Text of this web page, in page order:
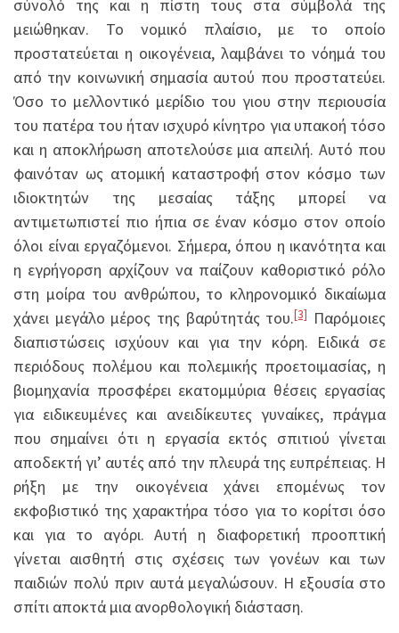
σύνολό της και η πίστη τους στα σύμβολά της
μειώθηκαν. Το νομικό πλαίσιο, με το οποίο
προστατεύεται η οικογένεια, λαμβάνει το νόημά του
από την κοινωνική σημασία αυτού που προστατεύει.
Όσο το μελλοντικό μερίδιο του γιου στην περιουσία
του πατέρα του ήταν ισχυρό κίνητρο για υπακοή τόσο
και η αποκλήρωση αποτελούσε μια απειλή. Αυτό που
φαινόταν ως ατομική καταστροφή στον κόσμο των
ιδιοκτητών της μεσαίας τάξης μπορεί να
αντιμετωπιστεί πιο ήπια σε έναν κόσμο στον οποίο
όλοι είναι εργαζόμενοι. Σήμερα, όπου η ικανότητα και
η εγρήγορση αρχίζουν να παίζουν καθοριστικό ρόλο
στη μοίρα του ανθρώπου, το κληρονομικό δικαίωμα
χάνει μεγάλο μέρος της βαρύτητάς του.[3] Παρόμοιες
διαπιστώσεις ισχύουν και για την κόρη. Ειδικά σε
περιόδους πολέμου και πολεμικής προετοιμασίας, η
βιομηχανία προσφέρει εκατομμύρια θέσεις εργασίας
για ειδικευμένες και ανειδίκευτες γυναίκες, πράγμα
που σημαίνει ότι η εργασία εκτός σπιτιού γίνεται
αποδεκτή γι’ αυτές από την πλευρά της ευπρέπειας. Η
ρήξη με την οικογένεια χάνει επομένως τον
εκφοβιστικό της χαρακτήρα τόσο για το κορίτσι όσο
και για το αγόρι. Αυτή η διαφορετική προοπτική
γίνεται αισθητή στις σχέσεις των γονέων και των
παιδιών πολύ πριν αυτά μεγαλώσουν. Η εξουσία στο
σπίτι αποκτά μια ανορθολογική διάσταση.